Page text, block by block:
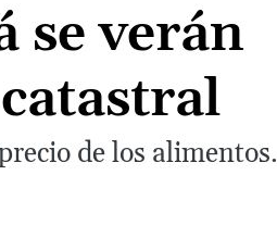
se verán
de los alimentos.